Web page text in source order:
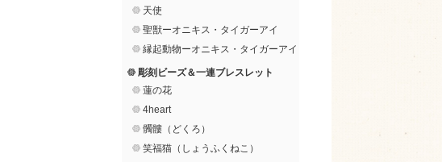
天使
聖獣ーオニキス・タイガーアイ
縁起動物ーオニキス・タイガーアイ
彫刻ビーズ＆一連ブレスレット
蓮の花
4heart
髑髏（どくろ）
笑福猫（しょうふくねこ）